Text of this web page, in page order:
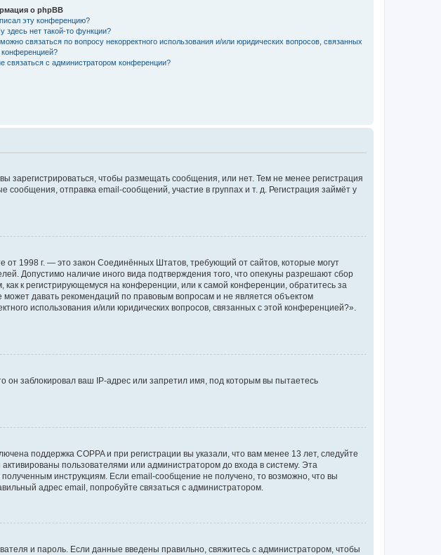
о phpBB
эту конференцию?
здесь нет такой-то функции?
связаться по вопросу некорректного использования и/или юридических вопросов, связанных
конференцией?
связаться с администратором конференции?
зарегистрироваться, чтобы размещать сообщения, или нет. Тем не менее регистрация
отправка email-сообщений, участие в группах и т. д. Регистрация займёт у
от 1998 г. — это закон Соединённых Штатов, требующий от сайтов, которые могут
Допустимо наличие иного вида подтверждения того, что опекуны разрешают сбор
к регистрирующемуся на конференции, или к самой конференции, обратитесь за
давать рекомендаций по правовым вопросам и не является объектом
использования и/или юридических вопросов, связанных с этой конференцией?».
он заблокировал ваш IP-адрес или запретил имя, под которым вы пытаетесь
поддержка COPPA и при регистрации вы указали, что вам менее 13 лет, следуйте
пользователями или администратором до входа в систему. Эта
инструкциям. Если email-сообщение не получено, то возможно, что вы
адрес email, попробуйте связаться с администратором.
и пароль. Если данные введены правильно, свяжитесь с администратором, чтобы